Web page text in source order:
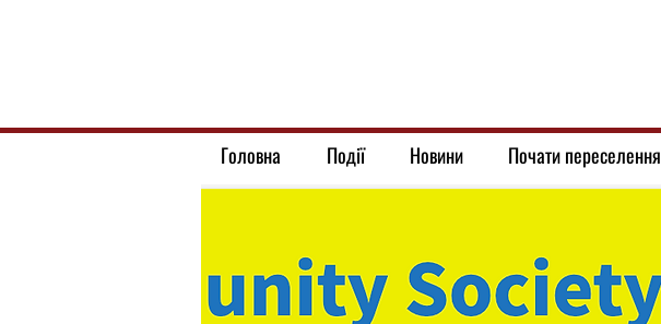
Головна Події Новини Почати переселення